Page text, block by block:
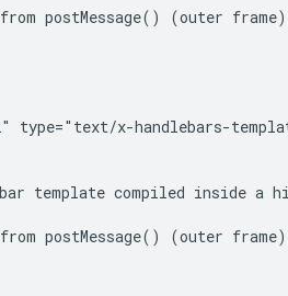
postMessage() (outer
type="text/x-handlebars-
template compiled inside a
postMessage() (outer